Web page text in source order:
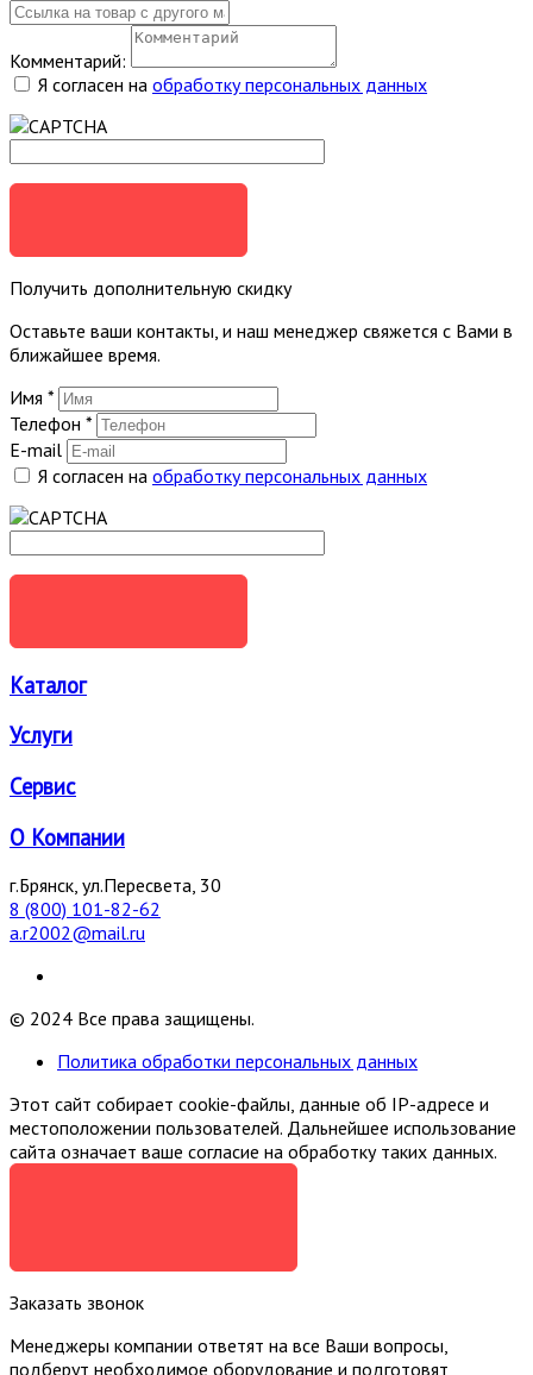
Комментарий:
Я согласен на обработку персональных данных
Получить дополнительную скидку
Оставьте ваши контакты, и наш менеджер свяжется с Вами в
ближайшее время.
Имя *
Телефон *
E-mail
Я согласен на обработку персональных данных
Каталог
Услуги
Сервис
О Компании
г.Брянск, ул.Пересвета, 30
8 (800) 101-82-62
a.r2002@mail.ru
© 2024 Все права защищены.
Политика обработки персональных данных
Этот сайт собирает cookie-файлы, данные об IP-адресе и
местоположении пользователей. Дальнейшее использование
сайта означает ваше согласие на обработку таких данных.
Заказать звонок
Менеджеры компании ответят на все Ваши вопросы,
подберут необходимое оборудование и подготовят